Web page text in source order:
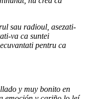
sau radioul, asezati-
va ca suntei
pentru ca
y muy bonito en